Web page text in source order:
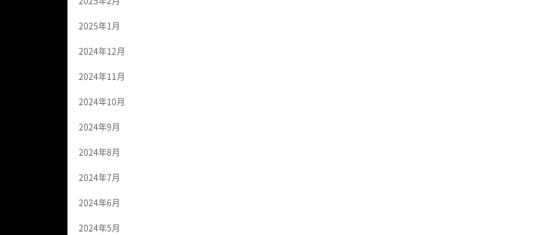
2025年1月
2024年12月
2024年11月
2024年10月
2024年9月
2024年8月
2024年7月
2024年6月
2024年5月